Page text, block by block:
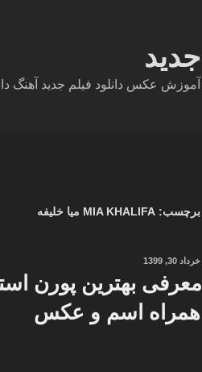
جدید
آموزش عکس دانلود فیلم جدید آهنگ
برچسب: MIA KHALIFA میا خلیفه
نوشته‌شده
خرداد 30, 1399
معرفی بهترین پورن
همراه اسم و عکس